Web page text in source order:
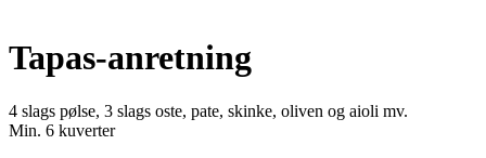
Tapas-anretning
4 slags pølse, 3 slags oste, pate, skinke, oliven og aioli mv.
Min. 6 kuverter